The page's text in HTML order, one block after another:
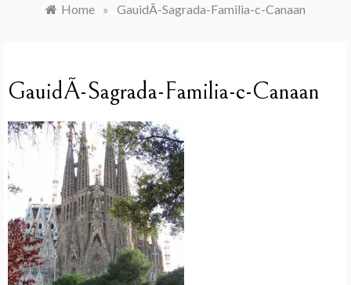
Home » GauidÃ­-Sagrada-Familia-c-Canaan
GauidÃ­-Sagrada-Familia-c-Canaan